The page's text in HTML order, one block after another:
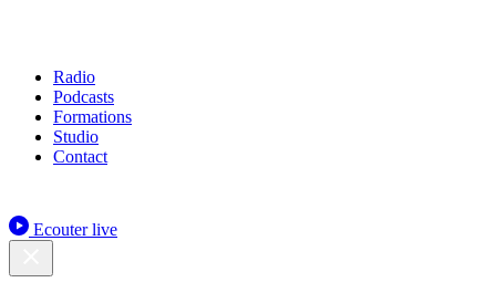
Radio
Podcasts
Formations
Studio
Contact
Ecouter live